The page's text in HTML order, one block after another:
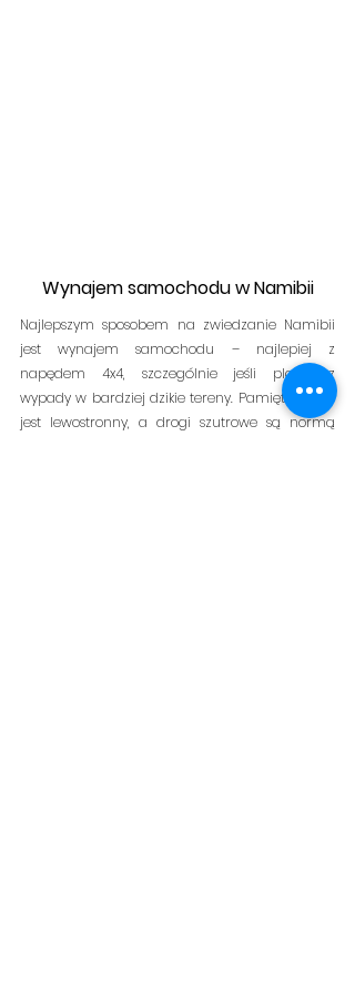
Wynajem samochodu w Namibii
Najlepszym sposobem na zwiedzanie Namibii
jest wynajem samochodu – najlepiej z
napędem 4x4, szczególnie jeśli planujesz
wypady w bardziej dzikie tereny. Pamiętaj: ruch
jest lewostronny, a drogi szutrowe są normą